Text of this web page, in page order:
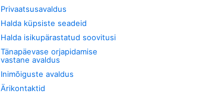
Privaatsusavaldus
Halda küpsiste seadeid
Halda isikupärastatud soovitusi
Tänapäevase orjapidamise
vastane avaldus
Inimõiguste avaldus
Ärikontaktid